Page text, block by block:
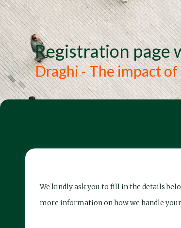
Registration page
Draghi - The impact
We kindly ask you to fill in the details
more information on how we handle